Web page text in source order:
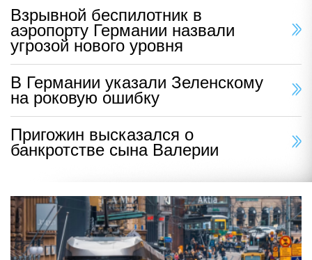
Взрывной беспилотник в
аэропорту Германии назвали
угрозой нового уровня
В Германии указали Зеленскому
на роковую ошибку
Пригожин высказался о
банкротстве сына Валерии